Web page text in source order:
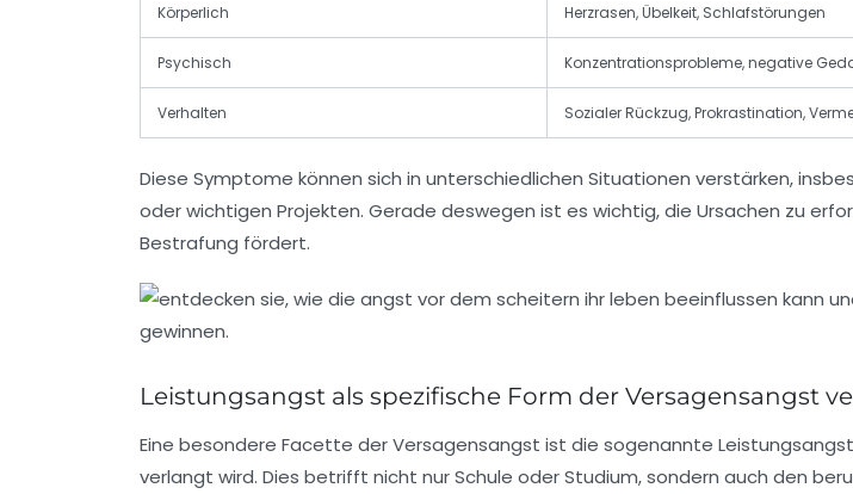
Körperlich Herzrasen, Übelkeit, Schlafstörungen
Psychisch Konzentrationsprobleme, negative
Verhalten Sozialer Rückzug, Prokrastination,
Diese Symptome können sich in unterschiedlichen Situationen verstärken,
oder wichtigen Projekten. Gerade deswegen ist es wichtig, die Ursachen zu
Bestrafung fördert.
Leistungsangst als spezifische Form der Versagensangst
Eine besondere Facette der Versagensangst ist die sogenannte
verlangt wird. Dies betrifft nicht nur Schule oder Studium, sondern auch den